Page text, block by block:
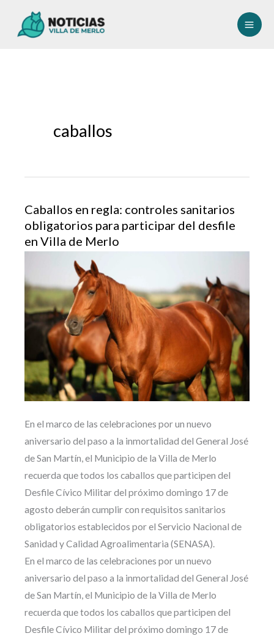
caballos
Caballos en regla: controles sanitarios
obligatorios para participar del desfile
en Villa de Merlo
En el marco de las celebraciones por un nuevo
aniversario del paso a la inmortalidad del General José
de San Martín, el Municipio de la Villa de Merlo
recuerda que todos los caballos que participen del
Desfile Cívico Militar del próximo domingo 17 de
agosto deberán cumplir con requisitos sanitarios
obligatorios establecidos por el Servicio Nacional de
Sanidad y Calidad Agroalimentaria (SENASA).
En el marco de las celebraciones por un nuevo
aniversario del paso a la inmortalidad del General José
de San Martín, el Municipio de la Villa de Merlo
recuerda que todos los caballos que participen del
Desfile Cívico Militar del próximo domingo 17 de